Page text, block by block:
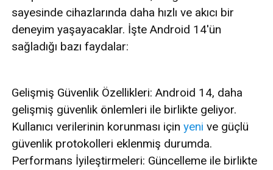
sayesinde cihazlarında daha hızlı ve akıcı bir
deneyim yaşayacaklar. İşte Android 14'ün
sağladığı bazı faydalar:
Gelişmiş Güvenlik Özellikleri: Android 14, daha
gelişmiş güvenlik önlemleri ile birlikte geliyor.
Kullanıcı verilerinin korunması için yeni ve güçlü
güvenlik protokolleri eklenmiş durumda.
Performans İyileştirmeleri: Güncelleme ile birlikte